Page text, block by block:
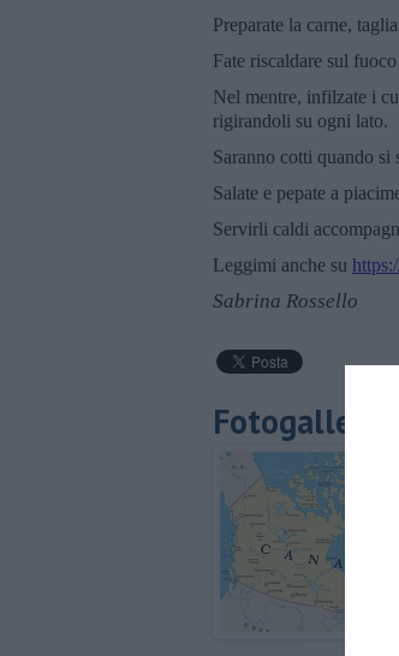
Preparate la carne,
Fate riscaldare sul
Nel mentre, infilzate i
rigirandoli su ogni lato.
Saranno cotti quando si
Salate e pepate a
Servirli caldi
Leggimi anche su
Sabrina Rossello
Fotogallery